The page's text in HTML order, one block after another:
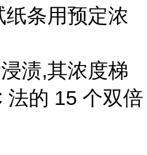
条用预定浓
渍,其浓度梯
法的 15 个双倍